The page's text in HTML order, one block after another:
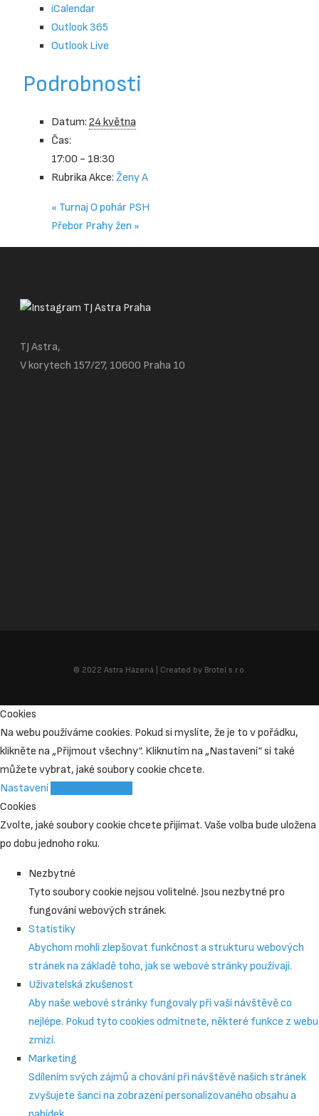
iCalendar
Outlook 365
Outlook Live
Podrobnosti
Datum: 24 května
Čas:
17:00 - 18:30
Rubrika Akce: Ženy A
« Turnaj O pohár PSH
Přebor Prahy žen »
TJ Astra,
V korytech 157/27, 10600 Praha 10
© 2022 Astra Házená | Created by Brotel s.r.o.
Cookies
Na webu používáme cookies. Pokud si myslíte, že je to v pořádku,
klikněte na „Přijmout všechny“. Kliknutím na „Nastavení“ si také
můžete vybrat, jaké soubory cookie chcete.
Nastavení
Cookies
Zvolte, jaké soubory cookie chcete přijímat. Vaše volba bude uložena
po dobu jednoho roku.
Nezbytné
Tyto soubory cookie nejsou volitelné. Jsou nezbytné pro
fungování webových stránek.
Statistiky
Abychom mohli zlepšovat funkčnost a strukturu webových
stránek na základě toho, jak se webové stránky používají.
Uživatelská zkušenost
Aby naše webové stránky fungovaly při vaší návštěvě co
nejlépe. Pokud tyto cookies odmítnete, některé funkce z webu
zmizí.
Marketing
Sdílením svých zájmů a chování při návštěvě našich stránek
zvyšujete šanci na zobrazení personalizovaného obsahu a